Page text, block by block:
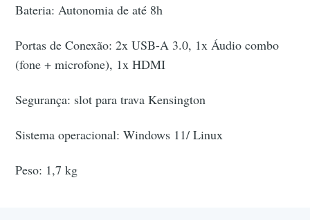
Bateria: Autonomia de até 8h
Portas de Conexão: 2x USB-A 3.0, 1x Áudio combo
(fone + microfone), 1x HDMI
Segurança: slot para trava Kensington
Sistema operacional: Windows 11/ Linux
Peso: 1,7 kg